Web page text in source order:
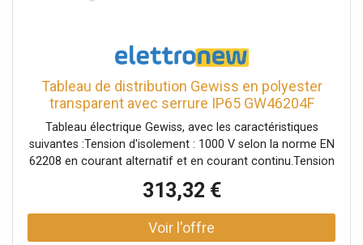
Tableau de distribution Gewiss en polyester
transparent avec serrure IP65 GW46204F
Tableau électrique Gewiss, avec les caractéristiques
suivantes :Tension d'isolement : 1000 V selon la norme EN
62208 en courant alternatif et en courant continu.Tension
fonctionnement (Ue) 690 VDissipation de puissance A
118WDissipation de puissance B 81W Kit de récupération
à double isolation GW46526. Supports de montage mural
313,32 €